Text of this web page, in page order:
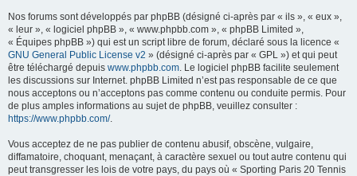
Nos forums sont développés par phpBB (désigné ci-après par « ils », « eux »,
« leur », « logiciel phpBB », « www.phpbb.com », « phpBB Limited »,
« Équipes phpBB ») qui est un script libre de forum, déclaré sous la licence «
GNU General Public License v2 » (désigné ci-après par « GPL ») et qui peut
être téléchargé depuis www.phpbb.com. Le logiciel phpBB facilite seulement
les discussions sur Internet. phpBB Limited n’est pas responsable de ce que
nous acceptons ou n’acceptons pas comme contenu ou conduite permis. Pour
de plus amples informations au sujet de phpBB, veuillez consulter :
https://www.phpbb.com/.
Vous acceptez de ne pas publier de contenu abusif, obscène, vulgaire,
diffamatoire, choquant, menaçant, à caractère sexuel ou tout autre contenu qui
peut transgresser les lois de votre pays, du pays où « Sporting Paris 20 Tennis